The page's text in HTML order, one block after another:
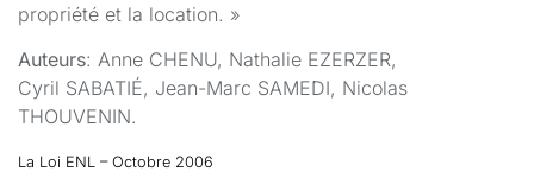
propriété et la location. »
Auteurs: Anne CHENU, Nathalie EZERZER,
Cyril SABATIÉ, Jean-Marc SAMEDI, Nicolas
THOUVENIN.
La Loi ENL – Octobre 2006